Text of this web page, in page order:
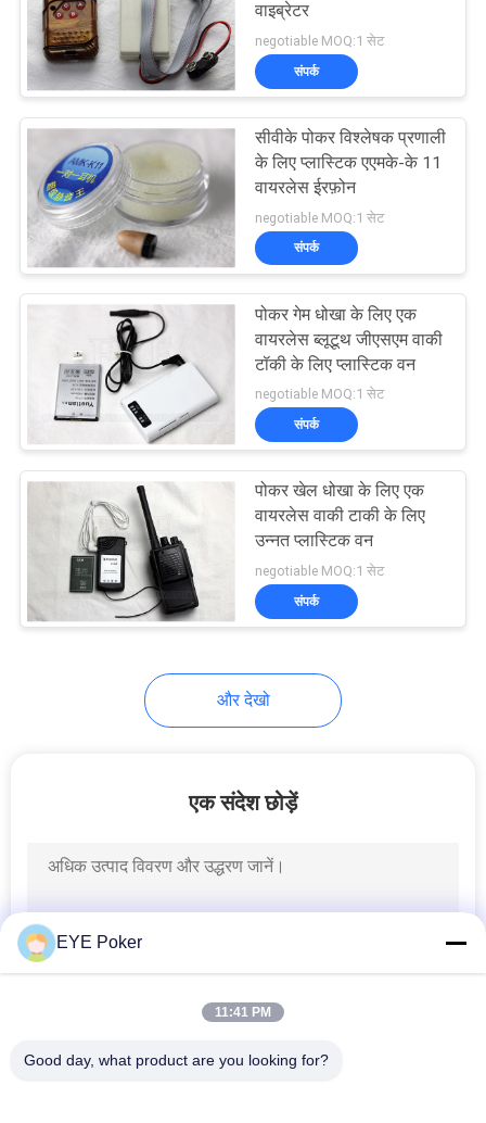
पासा धोखाधड़ी डिवाइस
पोकर सॉफ्टवेयर
अदृश्य इंक खेलना कार्ड
महजोंग धोखाधड़ी उपकरण
पोकर गेम मॉनिटरिंग
17
वाइब्रेटर
negotiable MOQ:1 सेट
संपर्क
सीवीके पोकर विश्लेषक प्रणाली
के लिए प्लास्टिक एएमके-के 11
वायरलेस ईरफ़ोन
negotiable MOQ:1 सेट
संपर्क
पोकर गेम धोखा के लिए एक
वायरलेस ब्लूटूथ जीएसएम वाकी
टॉकी के लिए प्लास्टिक वन
negotiable MOQ:1 सेट
संपर्क
पोकर खेल धोखा के लिए एक
वायरलेस वाकी टाकी के लिए
उन्नत प्लास्टिक वन
negotiable MOQ:1 सेट
संपर्क
और देखो
एक संदेश छोड़ें
EYE Poker
11:41 PM
Good day, what product are you looking for?